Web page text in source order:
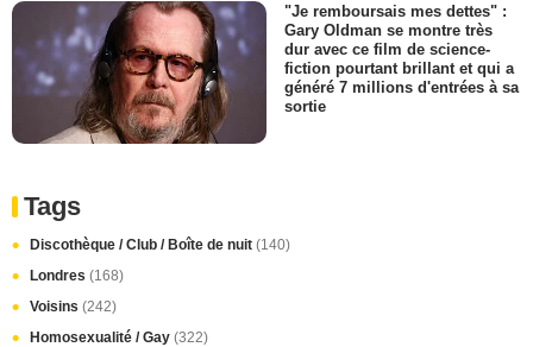
"Je remboursais mes dettes" :
Gary Oldman se montre très
dur avec ce film de science-
fiction pourtant brillant et qui a
généré 7 millions d'entrées à sa
sortie
Tags
Discothèque / Club / Boîte de nuit (140)
Londres (168)
Voisins (242)
Homosexualité / Gay (322)